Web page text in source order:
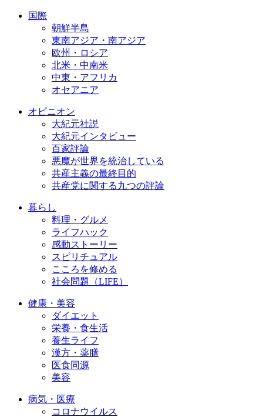
国際
朝鮮半島
東南アジア・南アジア
欧州・ロシア
北米・中南米
中東・アフリカ
オセアニア
オピニオン
大紀元社説
大紀元インタビュー
百家評論
悪魔が世界を統治している
共産主義の最終目的
共産党に関する九つの評論
暮らし
料理・グルメ
ライフハック
感動ストーリー
スピリチュアル
こころを修める
社会問題（LIFE）
健康・美容
ダイエット
栄養・食生活
養生ライフ
漢方・薬膳
医食同源
美容
病気・医療
コロナウイルス